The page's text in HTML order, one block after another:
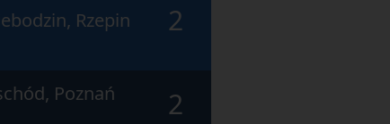
Rzepin 2
Poznań
2